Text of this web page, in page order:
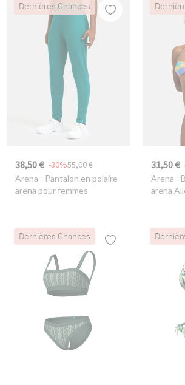
Dernières Chances
38,50 € 55,00 €
-30%
Arena - Pantalon en polaire
arena pour femmes
31,50 €
Arena -
arena
Dernières Chances